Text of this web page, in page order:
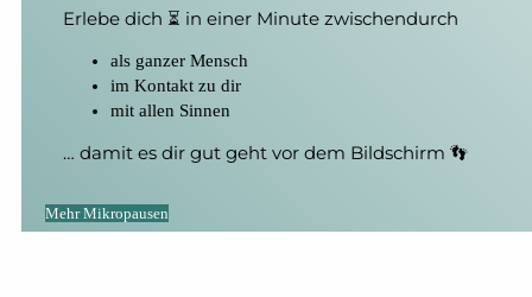
Erlebe dich ⏳ in einer Minute zwischendurch
als ganzer Mensch
im Kontakt zu dir
mit allen Sinnen
… damit es dir gut geht vor dem Bildschirm 👣
Mehr Mikropausen